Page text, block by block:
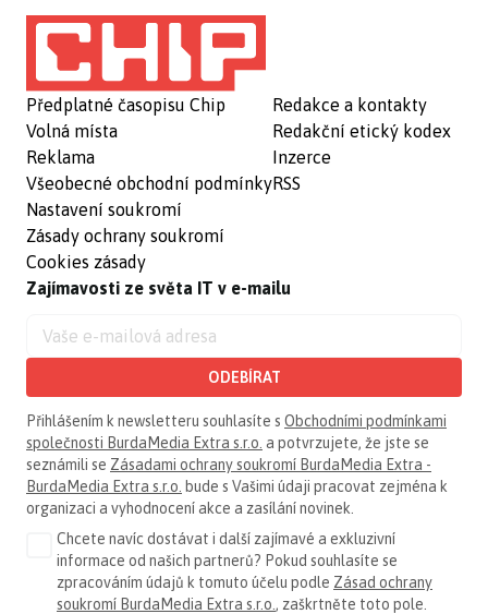
Předplatné časopisu Chip
Volná místa
Reklama
Všeobecné obchodní podmínky
Nastavení soukromí
Zásady ochrany soukromí
Cookies zásady
Redakce a kontakty
Redakční etický kodex
Inzerce
RSS
Zajímavosti ze světa IT v e-mailu
ODEBÍRAT
Přihlášením k newsletteru souhlasíte s Obchodními podmínkami
společnosti BurdaMedia Extra s.r.o. a potvrzujete, že jste se
seznámili se Zásadami ochrany soukromí BurdaMedia Extra -
BurdaMedia Extra s.r.o. bude s Vašimi údaji pracovat zejména k
organizaci a vyhodnocení akce a zasílání novinek.
Chcete navíc dostávat i další zajímavé a exkluzivní
informace od našich partnerů? Pokud souhlasíte se
zpracováním údajů k tomuto účelu podle Zásad ochrany
soukromí BurdaMedia Extra s.r.o. , zaškrtněte toto pole.